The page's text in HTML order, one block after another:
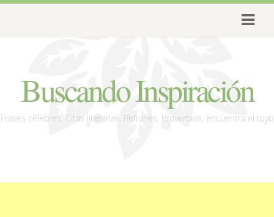
Buscando Inspiración
Frases célebres, Citas literarias, Refranes, Proverbios, encuentra el tuyo